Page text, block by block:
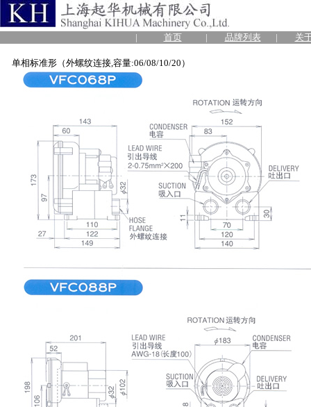
| 首页 | 品牌列表 | 关
单相标准形（外螺纹连接,容量:06/08/10/20）